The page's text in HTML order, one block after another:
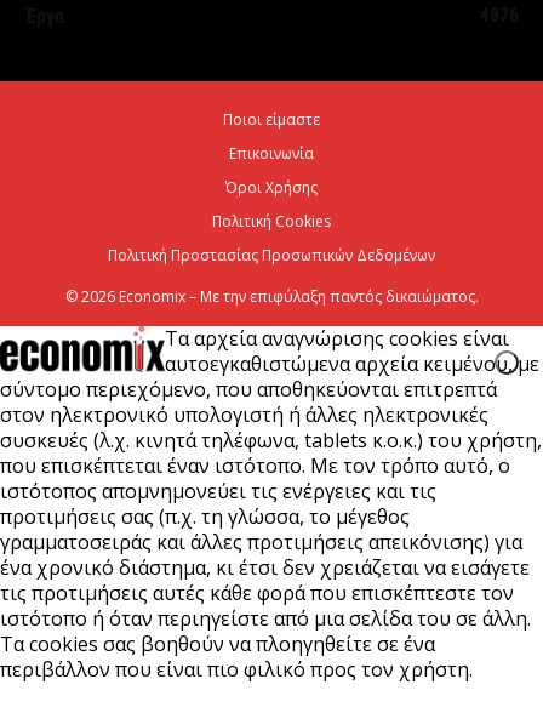
Ποιοι είμαστε
Επικοινωνία
Όροι Χρήσης
Πολιτική Cookies
Πολιτική Προστασίας Προσωπικών Δεδομένων
© 2026 Economix – Με την επιφύλαξη παντός δικαιώματος.
Τα αρχεία αναγνώρισης cookies είναι
αυτοεγκαθιστώμενα αρχεία κειμένου, με
σύντομο περιεχόμενο, που αποθηκεύονται επιτρεπτά
στον ηλεκτρονικό υπολογιστή ή άλλες ηλεκτρονικές
συσκευές (λ.χ. κινητά τηλέφωνα, tablets κ.ο.κ.) του χρήστη,
που επισκέπτεται έναν ιστότοπο. Με τον τρόπο αυτό, ο
ιστότοπος απομνημονεύει τις ενέργειες και τις
προτιμήσεις σας (π.χ. τη γλώσσα, το μέγεθος
γραμματοσειράς και άλλες προτιμήσεις απεικόνισης) για
ένα χρονικό διάστημα, κι έτσι δεν χρειάζεται να εισάγετε
τις προτιμήσεις αυτές κάθε φορά που επισκέπτεστε τον
ιστότοπο ή όταν περιηγείστε από μια σελίδα του σε άλλη.
Τα cookies σας βοηθούν να πλοηγηθείτε σε ένα
περιβάλλον που είναι πιο φιλικό προς τον χρήστη.